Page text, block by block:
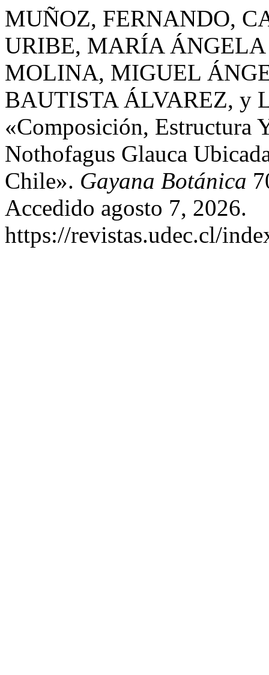
MUÑOZ, FERNANDO,
URIBE, MARÍA
MOLINA, MIGUEL
BAUTISTA ÁLVAREZ, y
«Composición, Estructura
Nothofagus Glauca
Chile». Gayana Botánica
Accedido agosto 7, 2026.
https://revistas.udec.cl/